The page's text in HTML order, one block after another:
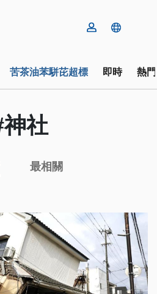
苦茶油苯駢芘超標 即時 熱
社
最相關